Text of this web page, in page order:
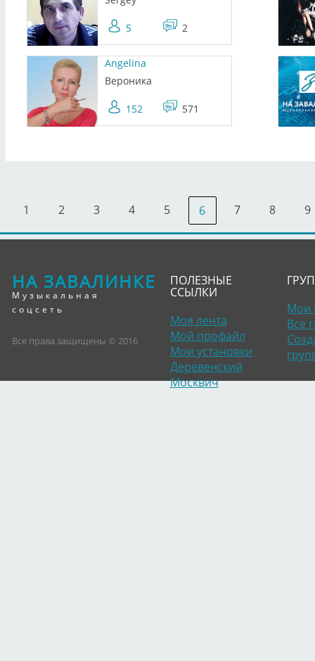
5 2
Angelina
Вероника
152 571
1 2 3 4 5 6 7 8 9
НА ЗАВАЛИНКЕ
Музыкальная
соцсеть
Все права защищены © 2016
ПОЛЕЗНЫЕ
ССЫЛКИ
Моя лента
Мой профайл
Мои установки
Деревенский
Москвич
Мои
Все